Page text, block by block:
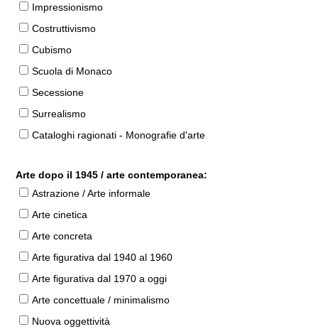
Impressionismo
Costruttivismo
Cubismo
Scuola di Monaco
Secessione
Surrealismo
Cataloghi ragionati - Monografie d'arte
Arte dopo il 1945 / arte contemporanea:
Astrazione / Arte informale
Arte cinetica
Arte concreta
Arte figurativa dal 1940 al 1960
Arte figurativa dal 1970 a oggi
Arte concettuale / minimalismo
Nuova oggettività